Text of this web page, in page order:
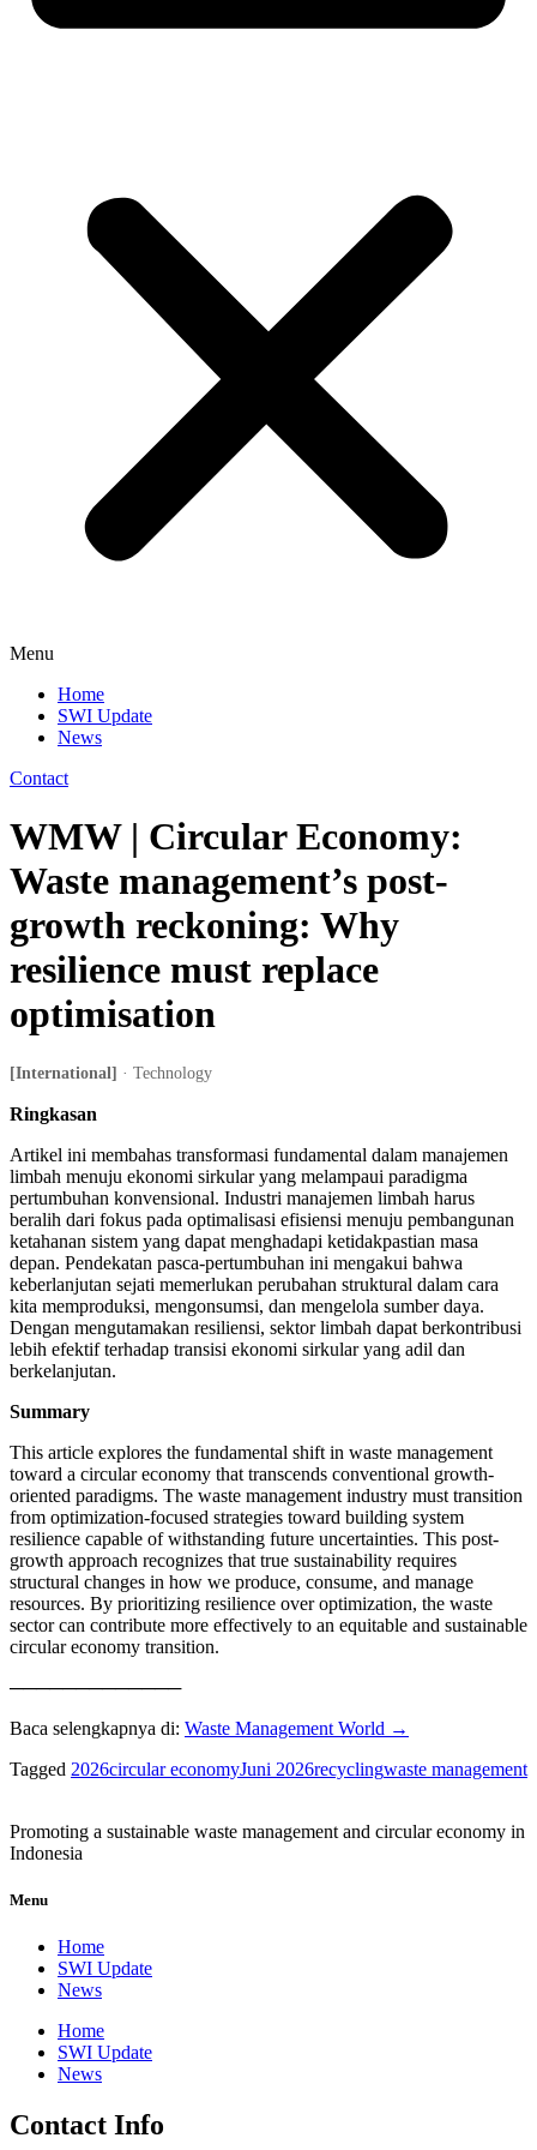
Menu
Home
SWI Update
News
Contact
WMW | Circular Economy:
Waste management’s post-
growth reckoning: Why
resilience must replace
optimisation
[International] · Technology
Ringkasan
Artikel ini membahas transformasi fundamental dalam manajemen
limbah menuju ekonomi sirkular yang melampaui paradigma
pertumbuhan konvensional. Industri manajemen limbah harus
beralih dari fokus pada optimalisasi efisiensi menuju pembangunan
ketahanan sistem yang dapat menghadapi ketidakpastian masa
depan. Pendekatan pasca-pertumbuhan ini mengakui bahwa
keberlanjutan sejati memerlukan perubahan struktural dalam cara
kita memproduksi, mengonsumsi, dan mengelola sumber daya.
Dengan mengutamakan resiliensi, sektor limbah dapat berkontribusi
lebih efektif terhadap transisi ekonomi sirkular yang adil dan
berkelanjutan.
Summary
This article explores the fundamental shift in waste management
toward a circular economy that transcends conventional growth-
oriented paradigms. The waste management industry must transition
from optimization-focused strategies toward building system
resilience capable of withstanding future uncertainties. This post-
growth approach recognizes that true sustainability requires
structural changes in how we produce, consume, and manage
resources. By prioritizing resilience over optimization, the waste
sector can contribute more effectively to an equitable and sustainable
circular economy transition.
─────────────
Baca selengkapnya di: Waste Management World →
Tagged 2026circular economyJuni 2026recyclingwaste management
Promoting a sustainable waste management and circular economy in
Indonesia
Menu
Home
SWI Update
News
Home
SWI Update
News
Contact Info